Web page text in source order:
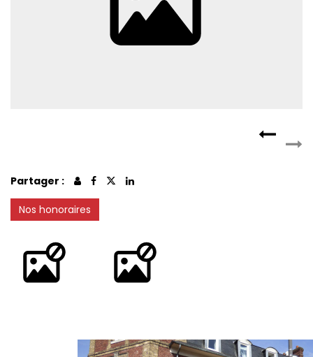
CONTACT
RECRUTEMENT
Partager :
Nos honoraires